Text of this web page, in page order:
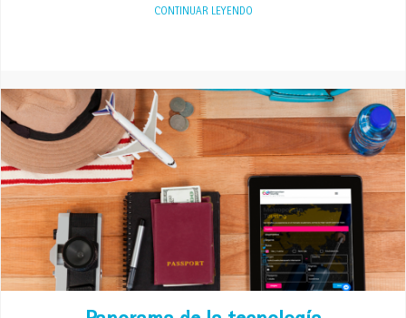
CONTINUAR LEYENDO